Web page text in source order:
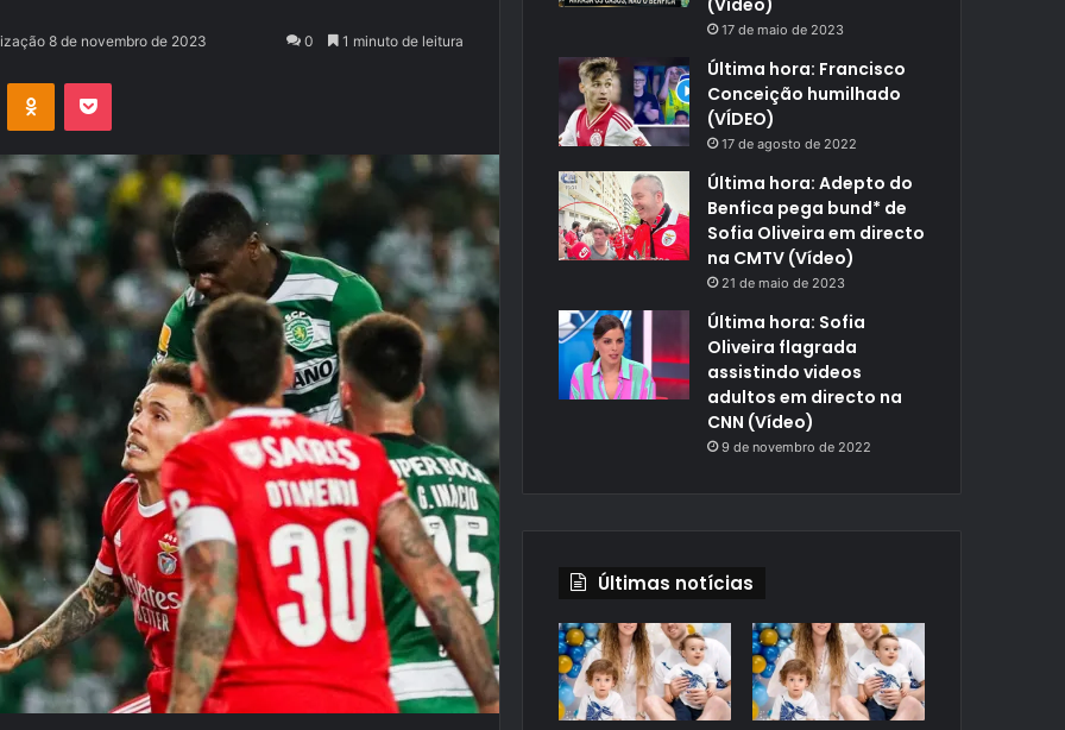
8 de novembro de 2023 0 1 minuto de leitura
OK Pocket
(Vídeo)
17 de maio de 2023
Última hora: Francisco
Conceição humilhado
(VÍDEO)
17 de agosto de 2022
Última hora: Adepto do
Benfica pega bund* de
Sofia Oliveira em directo
na CMTV (Vídeo)
21 de maio de 2023
Última hora: Sofia
Oliveira flagrada
assistindo videos
adultos em directo na
CNN (Vídeo)
9 de novembro de 2022
Últimas notícias